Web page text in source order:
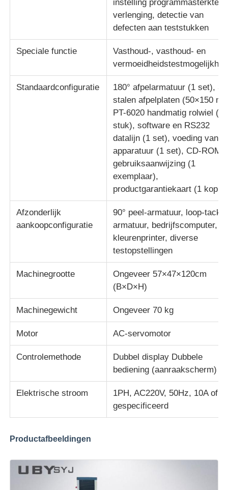
instelling programmasterkte
verlenging, detectie van
defecten aan teststukken
Speciale functie
Vasthoud-, vasthoud- en
Standaardconfiguratie
180° afpelarmatuur (1 set), 3
stalen afpelplaten (50×150
PT-6020 handmatig rolwiel (1
stuk), software en RS232
datalijn (1 set), voeding van
apparatuur (1 set), CD-ROM
gebruiksaanwijzing (1
exemplaar),
productgarantiekaart (1 kopie)
Afzonderlijk
aankoopconfiguratie
90° peel-armatuur, loop-tack-
armatuur, bedrijfscomputer,
kleurenprinter, diverse
testopstellingen
Machinegrootte
Ongeveer 57×47×120cm
(B×D×H)
Machinegewicht Ongeveer 70 kg
Motor AC-servomotor
Controlemethode
Dubbel display Dubbele
bediening (aanraakscherm)
Elektrische stroom
1PH, AC220V, 50Hz, 10A of
gespecificeerd
Productafbeeldingen